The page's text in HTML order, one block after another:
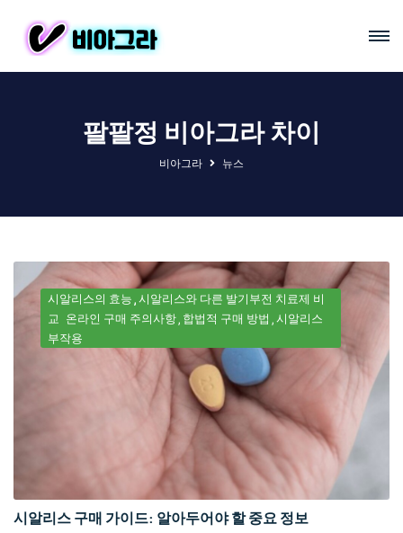
팔팔정 비아그라 차이
비아그라 뉴스
시알리스의 효능 시알리스와 다른 발기부전 치료제 비
교 온라인 구매 주의사항 합법적 구매 방법 시알리스
부작용
시알리스 구매 가이드: 알아두어야 할 중요 정보